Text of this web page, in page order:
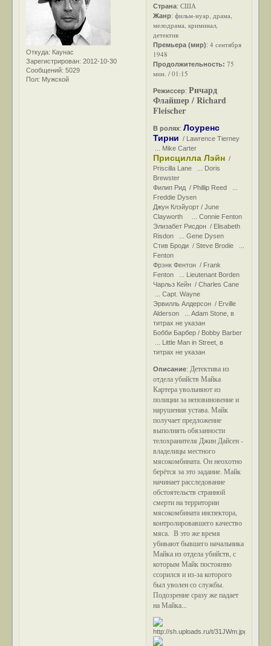
Откуда: Каунас
Зарегистрирован: 2012-10-30
Сообщений: 5029
Пол: Мужской
Страна:США
Жанр:фильм-нуар, драма,
мелодрама, криминал,
детектив
Премьера (мир):4 сентября
1948
Продолжительность:75
мин. / 01:15
Режиссер: Ричард
Флайшер / Richard
Fleischer
В ролях:Лоуренс
Тирни / Lawrence Tierney
... Mike Carter
Присцилла Лэйн /
Priscilla Lane ... Doris
Brewster
Филип Рид / Phillip Reed ...
Freddie Dysen
Джун Клэйуорт / June
Clayworth ... Connie Fenton
Элизабет Рисдон / Elisabeth
Risdon ... Gene Dysen
Стив Броди / Steve Brodie ...
Fenton
Фрэнк Фентон / Frank
Fenton ... Lieutenant Borden
Чарльз Кейн / Charles Cane
... Capt. Wayne
Эрвилль Алдерсон / Erville
Alderson ... Adam Stone, в
титрах не указан
Бобби Барбер / Bobby Barber
... Little Man in Street, в
титрах не указан
Описание: Детектива из
отдела убийств Майка
Картера увольняют из
полиции за неповиновение и
нарушения устава. Майк
получает предложение
выполнять обязанности
телохранителя Джин Дайсен -
владелицы местного
мясокомбината. Он неохотно
берётся за это задание. Майк
начинает расследование
обстоятельств странной
смерти на территории
мясокомбината инспектора,
контролировавшего качество
мяса. В это же время
убивают бывшего начальника
Майка из отдела убийств, с
которым Майк постоянно
ссорился и из-за которого
был уволен со службы.
Подозрение сразу же падает
на Майка...